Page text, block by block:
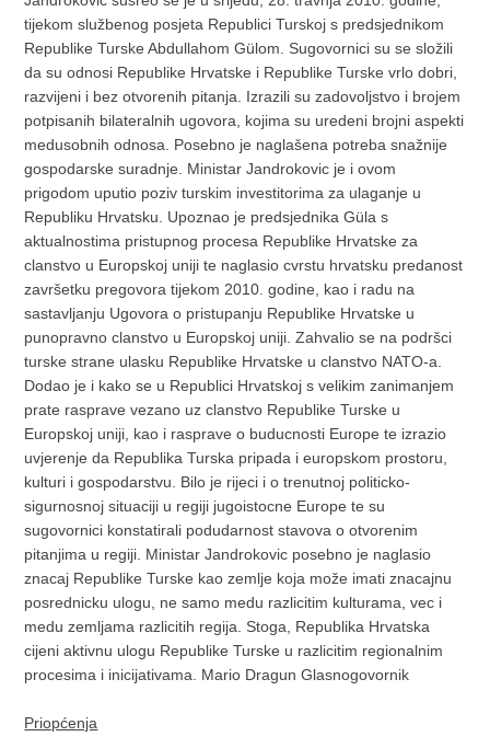
tijekom službenog posjeta Republici Turskoj s predsjednikom
Republike Turske Abdullahom Gülom. Sugovornici su se složili
da su odnosi Republike Hrvatske i Republike Turske vrlo dobri,
razvijeni i bez otvorenih pitanja. Izrazili su zadovoljstvo i brojem
potpisanih bilateralnih ugovora, kojima su uredeni brojni aspekti
medusobnih odnosa. Posebno je naglašena potreba snažnije
gospodarske suradnje. Ministar Jandrokovic je i ovom
prigodom uputio poziv turskim investitorima za ulaganje u
Republiku Hrvatsku. Upoznao je predsjednika Güla s
aktualnostima pristupnog procesa Republike Hrvatske za
clanstvo u Europskoj uniji te naglasio cvrstu hrvatsku predanost
završetku pregovora tijekom 2010. godine, kao i radu na
sastavljanju Ugovora o pristupanju Republike Hrvatske u
punopravno clanstvo u Europskoj uniji. Zahvalio se na podršci
turske strane ulasku Republike Hrvatske u clanstvo NATO-a.
Dodao je i kako se u Republici Hrvatskoj s velikim zanimanjem
prate rasprave vezano uz clanstvo Republike Turske u
Europskoj uniji, kao i rasprave o buducnosti Europe te izrazio
uvjerenje da Republika Turska pripada i europskom prostoru,
kulturi i gospodarstvu. Bilo je rijeci i o trenutnoj politicko-
sigurnosnoj situaciji u regiji jugoistocne Europe te su
sugovornici konstatirali podudarnost stavova o otvorenim
pitanjima u regiji. Ministar Jandrokovic posebno je naglasio
znacaj Republike Turske kao zemlje koja može imati znacajnu
posrednicku ulogu, ne samo medu razlicitim kulturama, vec i
medu zemljama razlicitih regija. Stoga, Republika Hrvatska
cijeni aktivnu ulogu Republike Turske u razlicitim regionalnim
procesima i inicijativama. Mario Dragun Glasnogovornik
Priopćenja